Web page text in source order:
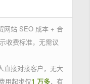
网站 SEO 成本 + 合
收费标准，无需议
直接对接客户，无大
用起步仅1 万多，有